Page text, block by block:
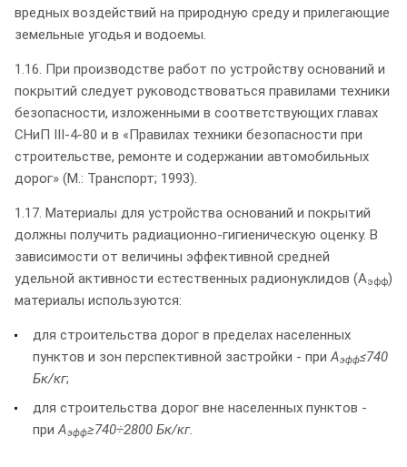
вредных воздействий на природную среду и прилегающие
земельные угодья и водоемы.
1.16. При производстве работ по устройству оснований и
покрытий следует руководствоваться правилами техники
безопасности, изложенными в соответствующих главах
СНиП III-4-80 и в «Правилах техники безопасности при
строительстве, ремонте и содержании автомобильных
дорог» (М.: Транспорт; 1993).
1.17. Материалы для устройства оснований и покрытий
должны получить радиационно-гигиеническую оценку. В
зависимости от величины эффективной средней
удельной активности естественных радионуклидов (Аэфф)
материалы используются:
для строительства дорог в пределах населенных
пунктов и зон перспективной застройки - приАэфф≤740
Бк/кг;
для строительства дорог вне населенных пунктов -
приАэфф≥740÷2800 Бк/кг.